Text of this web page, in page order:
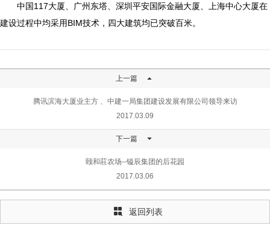
中国117大厦、广州东塔、深圳平安国际金融大厦、上海中心大厦在
建设过程中均采用BIM技术，四大建筑均已突破百米。
上一篇 
腾讯滨海大厦业主方 、中建一局集团建设发展有限公司领导来访
2017.03.09
下一篇 
颐和莊农场--镒辰集团的后花园
2017.03.06
 返回列表